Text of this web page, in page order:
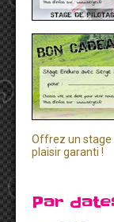
Offrez un
plaisir garanti !
Par